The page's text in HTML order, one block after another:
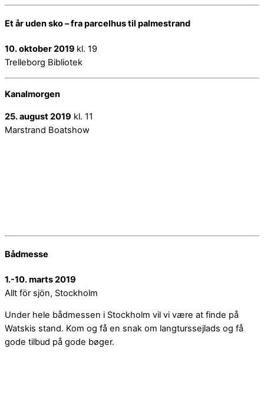
Et år uden sko – fra parcelhus til palmestrand
10. oktober 2019 kl. 19
Trelleborg Bibliotek
Kanalmorgen
25. august 2019 kl. 11
Marstrand Boatshow
Bådmesse
1.-10. marts 2019
Allt för sjön, Stockholm
Under hele bådmessen i Stockholm vil vi være at finde på
Watskis stand. Kom og få en snak om langturssejlads og få
gode tilbud på gode bøger.